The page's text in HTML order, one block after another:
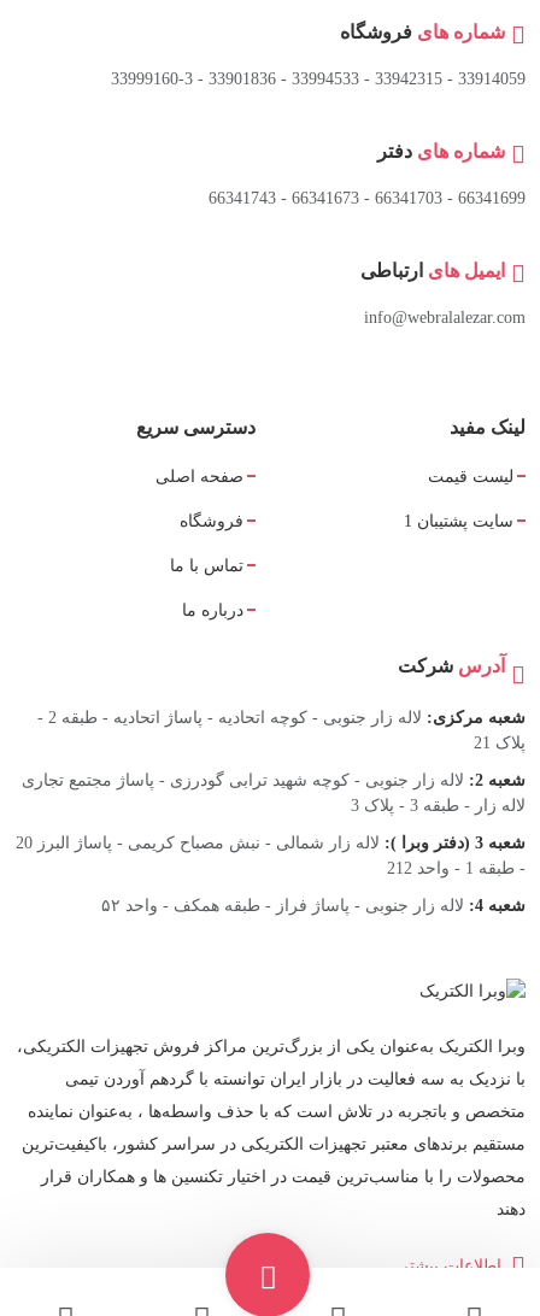
شماره های فروشگاه
33914059 - 33942315 - 33994533 - 33901836 - 33999160-3 ​
شماره های دفتر
66341699 - 66341703 - 66341673 - 66341743
ایمیل های ارتباطی
info@webralalezar.com
لینک مفید
لیست قیمت
سایت پشتیبان 1
دسترسی سریع
صفحه اصلی
فروشگاه
تماس با ما
درباره ما
آدرس شرکت
شعبه مرکزی:
لاله زار جنوبی - کوچه اتحادیه - پاساژ اتحادیه - طبقه 2 -
پلاک 21
شعبه 2:
لاله زار جنوبی - کوچه شهید ترابی گودرزی - پاساژ مجتمع تجاری
لاله زار - طبقه 3 - پلاک 3
شعبه 3 (دفتر وبرا ):
لاله زار شمالی - نبش مصباح کریمی - پاساژ البرز 20
- طبقه 1 - واحد 212
شعبه 4: لاله زار جنوبی - پاساژ فراز - طبقه همکف - واحد ۵۲
وبرا الکتریک به‌عنوان یکی از بزرگ‌ترین مراکز فروش تجهیزات الکتریکی،
با نزدیک به سه فعالیت در بازار ایران توانسته با گردهم‌ آوردن تیمی
متخصص و باتجربه در تلاش است که با حذف واسطه‌ها ، به‌عنوان نماینده
مستقیم برندهای معتبر تجهیزات الکتریکی در سراسر کشور، باکیفیت‌ترین
محصولات را با مناسب‌ترین قیمت در اختیار تکنسین ها و همکاران قرار
دهند
اطلاعات بیشتر